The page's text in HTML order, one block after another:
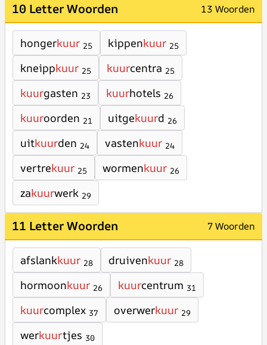
10 Letter Woorden 13 Woorden
hongerkuur 25 kippenkuur 25
kneippkuur 25 kuurcentra 25
kuurgasten 23 kuurhotels 26
kuuroorden 21 uitgekuurd 26
uitkuurden 24 vastenkuur 24
vertrekuur 25 wormenkuur 26
zakuurwerk 29
11 Letter Woorden 7 Woorden
afslankkuur 28 druivenkuur 28
hormoonkuur 26 kuurcentrum 31
kuurcomplex 37 overwerkuur 29
werkuurtjes 30